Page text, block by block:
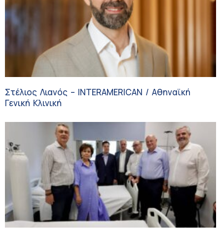
Στέλιος Λιανός – INTERAMERICAN / Αθηναϊκή
Γενική Κλινική